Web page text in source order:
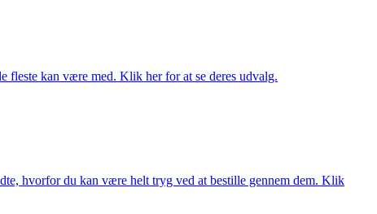
fleste kan være med. Klik her for at se deres udvalg.
hvorfor du kan være helt tryg ved at bestille gennem dem. Klik